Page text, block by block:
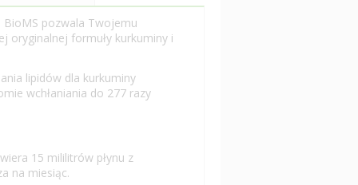
BioMS pozwala Twojemu
oryginalnej formuły kurkuminy i
lipidów dla kurkuminy
wchłaniania do 277 razy
15 mililitrów płynu z
na miesiąc.